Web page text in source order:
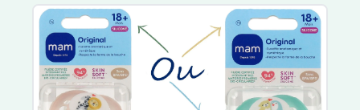
Klorane Bébé
Biosynex
Clearblue
EG Labo
Primalba